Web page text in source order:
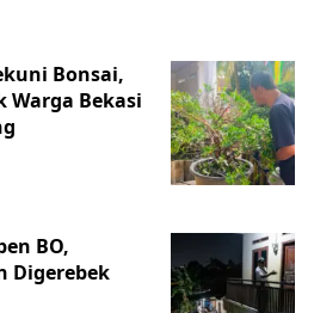
Bonsai,
Warga Bekasi
BO,
Digerebek